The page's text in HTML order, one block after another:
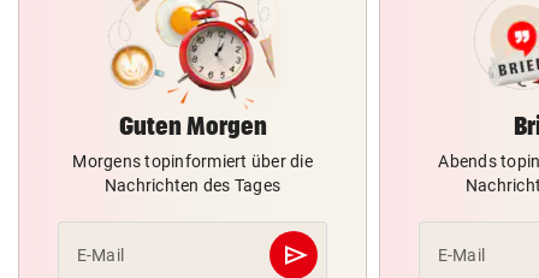
Guten Morgen
Morgens topinformiert über die
Nachrichten des Tages
E-Mail send
Abschicken
Abends
E-Mail